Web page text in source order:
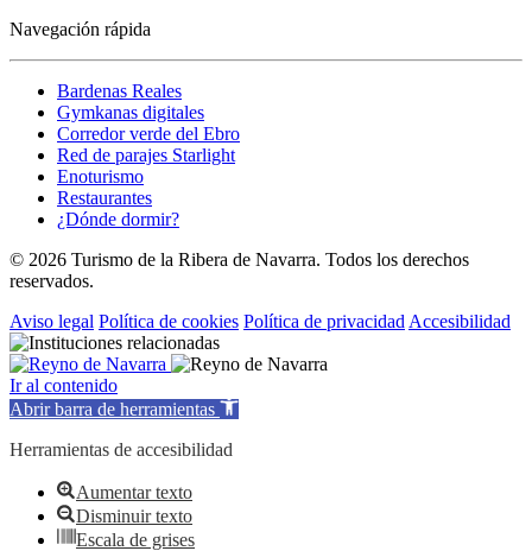
Navegación rápida
Bardenas Reales
Gymkanas digitales
Corredor verde del Ebro
Red de parajes Starlight
Enoturismo
Restaurantes
¿Dónde dormir?
© 2026 Turismo de la Ribera de Navarra. Todos los derechos
reservados.
Aviso legal Política de cookies Política de privacidad Accesibilidad
Ir al contenido
Abrir barra de herramientas
Herramientas de accesibilidad
Aumentar texto
Disminuir texto
Escala de grises